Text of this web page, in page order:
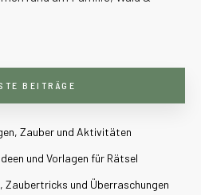
BEITRÄGE
Zauber und Aktivitäten
und Vorlagen für Rätsel
Zaubertricks und Überraschungen